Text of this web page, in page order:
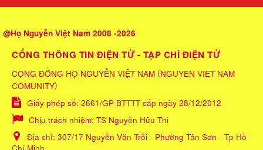
@Họ Nguyễn Việt Nam 2008 -2026
CỔNG THÔNG TIN ĐIỆN TỬ - TẠP CHÍ ĐIỆN TỬ
CỘNG ĐỒNG HỌ NGUYỄN VIỆT NAM (NGUYEN VIET NAM
COMUNITY)
Giấy phép số: 2661/GP-BTTTT cấp ngày 28/12/2012
Chịu trách nhiệm: TS Nguyễn Hữu Thi
Địa chỉ: 307/17 Nguyễn Văn Trỗi - Phường Tân Sơn - Tp Hồ